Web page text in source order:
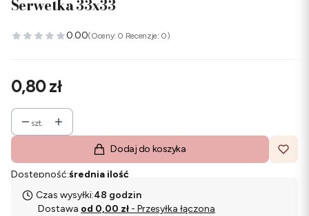
Serwetka 33x33
0.00(Oceny: 0 Recenzje: 0)
Cena
0,80 zł
szt.
Dodaj do koszyka
Dostępność:średnia ilość
Czas wysyłki:48 godzin
Dostawa od 0,00 zł - Przesyłka łączona